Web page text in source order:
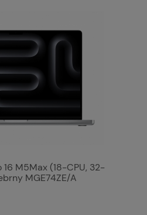
M5Max (18-CPU, 32-
MGE74ZE/A